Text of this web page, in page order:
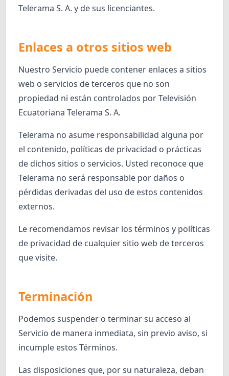
Telerama S. A. y de sus licenciantes.
Enlaces a otros sitios web
Nuestro Servicio puede contener enlaces a sitios
web o servicios de terceros que no son
propiedad ni están controlados por Televisión
Ecuatoriana Telerama S. A.
Telerama no asume responsabilidad alguna por
el contenido, políticas de privacidad o prácticas
de dichos sitios o servicios. Usted reconoce que
Telerama no será responsable por daños o
pérdidas derivadas del uso de estos contenidos
externos.
Le recomendamos revisar los términos y políticas
de privacidad de cualquier sitio web de terceros
que visite.
Terminación
Podemos suspender o terminar su acceso al
Servicio de manera inmediata, sin previo aviso, si
incumple estos Términos.
Las disposiciones que, por su naturaleza, deban